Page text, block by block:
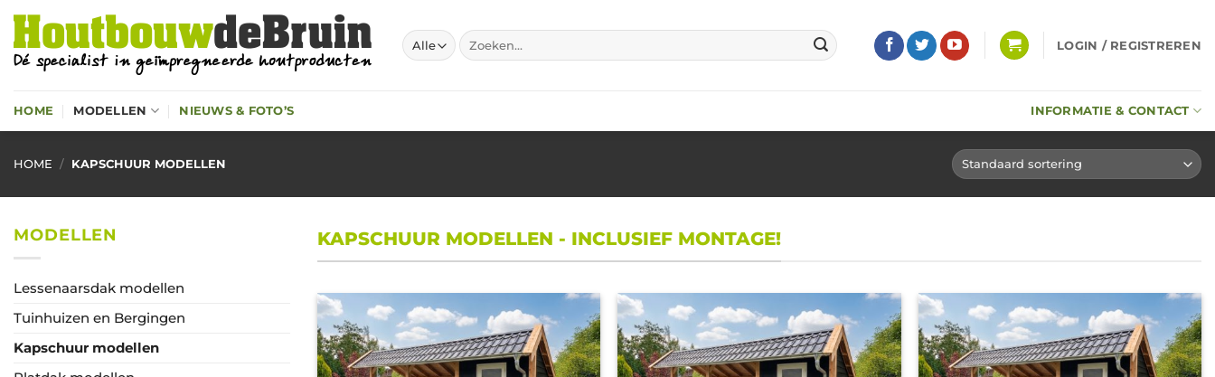
Ga
naar
inhoud
Zoeken
naar:
LOGIN / REGISTREREN
HOME MODELLEN NIEUWS & FOTO’S INFORMATIE & CONTACT
HOME / KAPSCHUUR MODELLEN
MODELLEN
Lessenaarsdak modellen
Tuinhuizen en Bergingen
Kapschuur modellen
KAPSCHUUR MODELLEN - INCLUSIEF MONTAGE!